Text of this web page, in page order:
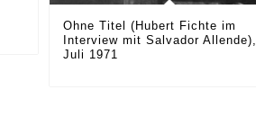
Ohne Titel (Hubert Fichte im
Interview mit Salvador Allende),
Juli 1971